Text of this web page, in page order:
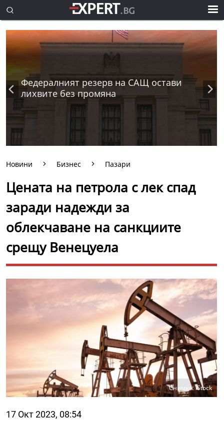
Федералният резерв на САЩ остави
лихвите без промяна
Новини Бизнес Пазари
Цената на петрола с лек спад
заради надежди за
облекчаване на санкциите
срещу Венецуела
Снимка: iStock
17 Окт 2023, 08:54